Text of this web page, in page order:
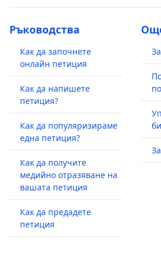
Ръководства
Как да започнете
онлайн петиция
Как да напишете
петиция?
Как да популяризираме
една петиция?
Как да получите
медийно отразяване на
вашата петиция
Как да предадете
петиция